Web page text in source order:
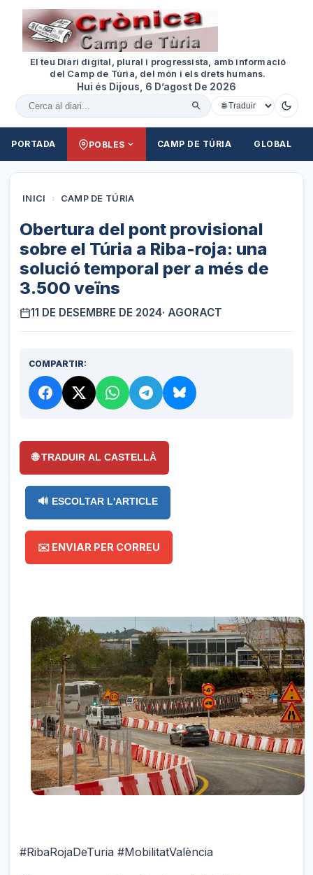
El teu Diari digital, plural i progressista, amb informació
del Camp de Túria, del món i els drets humans.
Hui és Dijous, 6 D’agost De 2026
Cercar al diari
PORTADA POBLES CAMP DE TÚRIA GLOBAL
INICI › CAMP DE TÚRIA
Obertura del pont provisional
sobre el Túria a Riba-roja: una
solució temporal per a més de
3.500 veïns
11 DE DESEMBRE DE 2024· AGORACT
COMPARTIR:
🌐 TRADUIR AL CASTELLÀ
🔊 ESCOLTAR L'ARTICLE
✉️ ENVIAR PER CORREU
#RibaRojaDeTuria #MobilitatValència